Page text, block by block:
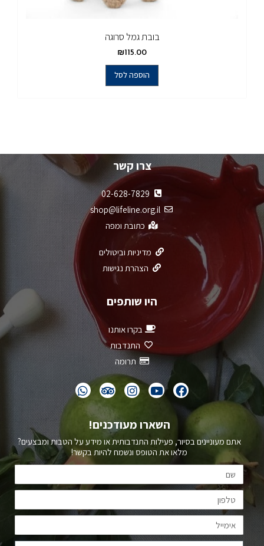
בובת גמל סרוגה
₪115.00
הוספה לסל
צרו קשר
02-628-7829
shop@lifeline.org.il
כתובת ומפה
מדיניות וביטולים
הצהרת נגישות
היו שותפים
בקרו אותנו
התנדבות
תרומה
השארו מעודכנים!
אתם מעוניינים בסיור, פעילות התנדבותית או מידע על הטבות ומבצעים?
מלאו את הטופס ונשמח להיות בקשר!